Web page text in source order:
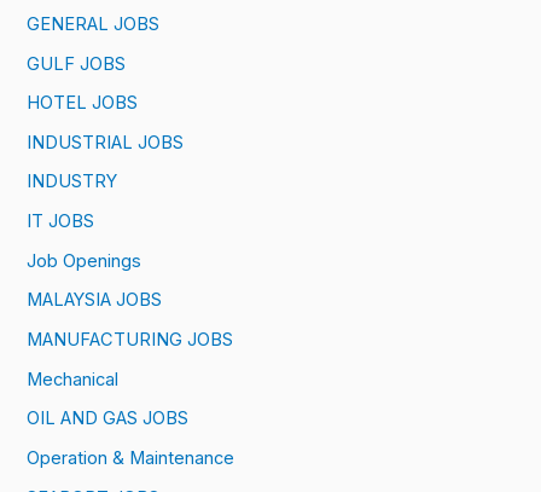
GENERAL JOBS
GULF JOBS
HOTEL JOBS
INDUSTRIAL JOBS
INDUSTRY
IT JOBS
Job Openings
MALAYSIA JOBS
MANUFACTURING JOBS
Mechanical
OIL AND GAS JOBS
Operation & Maintenance